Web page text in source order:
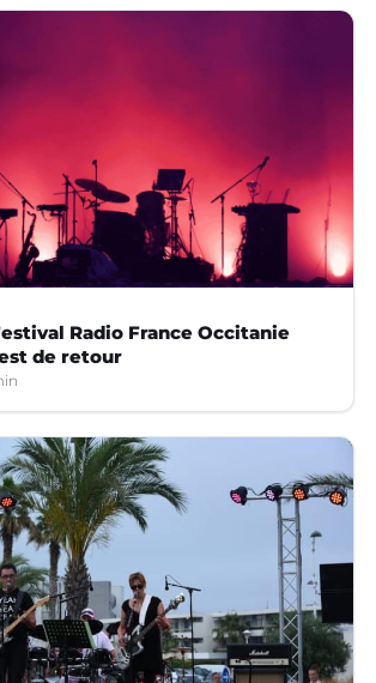
Radio France Occitanie
de retour